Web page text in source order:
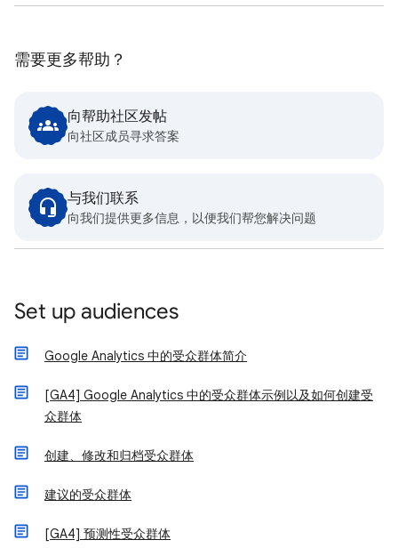
需要更多帮助？
向帮助社区发帖
向社区成员寻求答案
与我们联系
向我们提供更多信息，以便我们帮您解决问题
Set up audiences
Google Analytics 中的受众群体简介
[GA4] Google Analytics 中的受众群体示例以及如何创建受
众群体
创建、修改和归档受众群体
建议的受众群体
[GA4] 预测性受众群体